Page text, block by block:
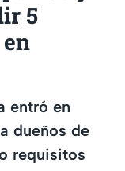
5
entró en
dueños de
requisitos